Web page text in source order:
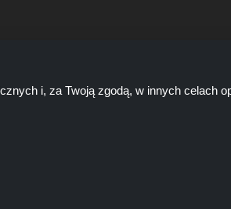
i, za Twoją zgodą, w innych celach